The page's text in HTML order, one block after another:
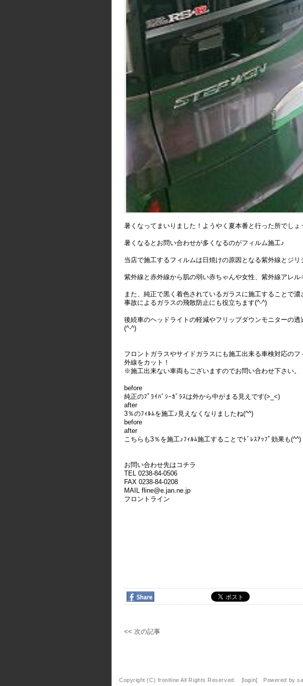
暑くなってまいりました！ようやく夏本番と行った所でしょ
暑くなるとお問い合わせが多くなるのがフィルム施工♪
当店で施工するフィルムは日焼けの原因となる紫外線とジリ
紫外線と赤外線から肌の弱い赤ちゃんや女性、紫外線アレ
また、純正で黒く着色されているガラスに施工することで
事故によるガラスの飛散防止にも役立ちます(^-^)
後続車のヘッドライトの軽減やフリップダウンモニターの
(^-^)
フロントガラスやサイドガラスにも施工出来る車検対応の
外線をカット！
※施工出来ない車両もございますのでお問い合わせ下さい。
before
純正のﾌﾟﾗｲﾊﾞｼｰｶﾞﾗｽは外から中がまる見えです(>_<)
after
3％のﾌｨﾙﾑを施工♪見えなくなりましたね(^^)
before
after
こちらも3％を施工♪ﾌｨﾙﾑ施工することでﾄﾞﾚｽｱｯﾌﾟ効果も(^^)
お問い合わせ先はコチラ
TEL 0238-84-0506
FAX 0238-84-0208
MAIL fline@e.jan.ne.jp
フロントライン
<< 次の記事
Copyright (C) frontline All Rights Reserved. [login] Powered by